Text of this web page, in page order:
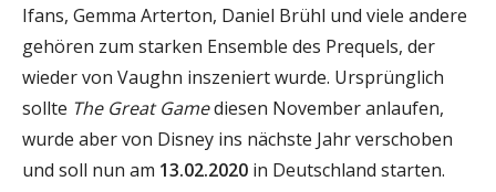
Ifans, Gemma Arterton, Daniel Brühl und viele andere
gehören zum starken Ensemble des Prequels, der
wieder von Vaughn inszeniert wurde. Ursprünglich
sollte The Great Gamediesen November anlaufen,
wurde aber von Disney ins nächste Jahr verschoben
und soll nun am 13.02.2020 in Deutschland starten.